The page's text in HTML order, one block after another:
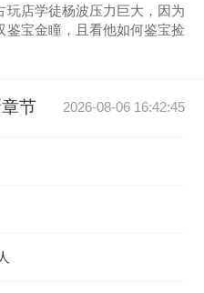
店学徒杨波压力巨大，因为
宝金瞳，且看他如何鉴宝捡
节 2026-08-06 16:42:45